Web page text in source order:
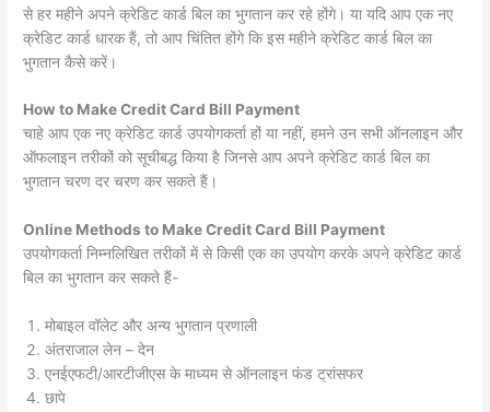
से हर महीने अपने क्रेडिट कार्ड बिल का भुगतान कर रहे होंगे। या यदि आप एक नए
क्रेडिट कार्ड धारक हैं, तो आप चिंतित होंगे कि इस महीने क्रेडिट कार्ड बिल का
भुगतान कैसे करें।
How to Make Credit Card Bill Payment
चाहे आप एक नए क्रेडिट कार्ड उपयोगकर्ता हों या नहीं, हमने उन सभी ऑनलाइन और
ऑफलाइन तरीकों को सूचीबद्ध किया है जिनसे आप अपने क्रेडिट कार्ड बिल का
भुगतान चरण दर चरण कर सकते हैं।
Online Methods to Make Credit Card Bill Payment
उपयोगकर्ता निम्नलिखित तरीकों में से किसी एक का उपयोग करके अपने क्रेडिट कार्ड
बिल का भुगतान कर सकते हैं-
मोबाइल वॉलेट और अन्य भुगतान प्रणाली
अंतराजाल लेन – देन
एनईएफटी/आरटीजीएस के माध्यम से ऑनलाइन फंड ट्रांसफर
छापे